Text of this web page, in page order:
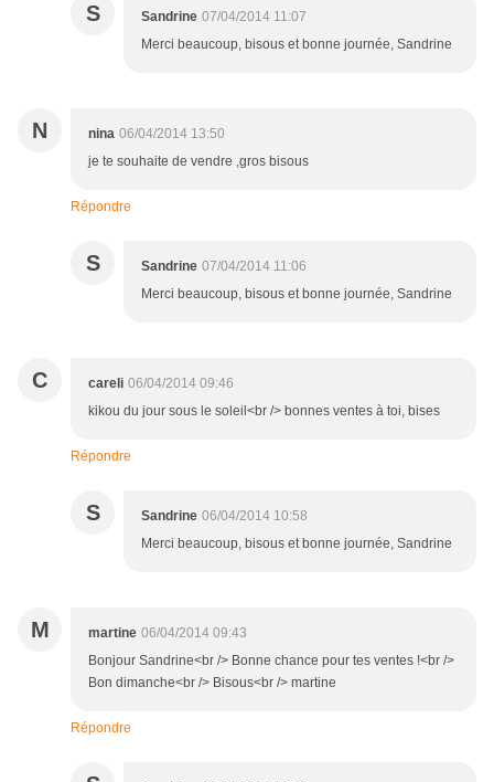
S Sandrine 07/04/2014 11:07
Merci beaucoup, bisous et bonne journée, Sandrine
N nina 06/04/2014 13:50
je te souhaite de vendre ,gros bisous
Répondre
S Sandrine 07/04/2014 11:06
Merci beaucoup, bisous et bonne journée, Sandrine
C careli 06/04/2014 09:46
kikou du jour sous le soleil<br /> bonnes ventes à toi, bises
Répondre
S Sandrine 06/04/2014 10:58
Merci beaucoup, bisous et bonne journée, Sandrine
M martine 06/04/2014 09:43
Bonjour Sandrine<br /> Bonne chance pour tes ventes !<br />
Bon dimanche<br /> Bisous<br /> martine
Répondre